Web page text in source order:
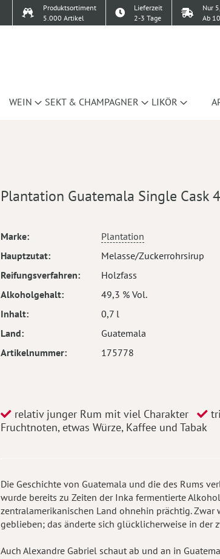
Produktsortiment
5.000 Artikel
Lieferzeit
2-3 Tage
Nur
Ab
WEIN SEKT & CHAMPAGNER LIKÖR
Plantation Guatemala Single Cask
Mehr
Marke
Plantation
Hauptzutat
Melasse/Zuckerrohrsirup
Reifungsverfahren
Holzfass
Alkoholgehalt
49,3 % Vol.
Inhalt
0,7 l
Land
Guatemala
Artikelnummer
175778
relativ junger Rum mit viel Charakter
Fruchtnoten, etwas Würze, Kaffee und Tabak
Die Geschichte von Guatemala und die des Rums
wurde bereits zu Zeiten der Inka fermentierte
zentralamerikanischen Land ohnehin prächtig.
geblieben; das änderte sich glücklicherweise in der
Auch Alexandre Gabriel schaut ab und an in